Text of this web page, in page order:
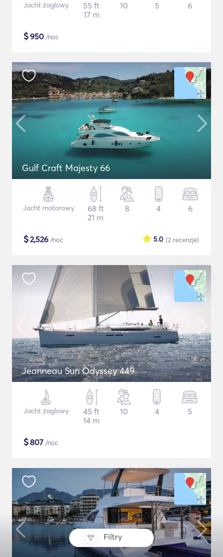
Filtry
Jacht żaglowy
55 ft
17 m
10 5 6
$950 /noc
Gulf Craft Majesty 66
Jacht motorowy
68 ft
21 m
8 4 6
$2,526 /noc (2 recenzje)
5.0
Jeanneau Sun Odyssey 449
Jacht żaglowy
45 ft
14 m
10 4 5
$807 /noc